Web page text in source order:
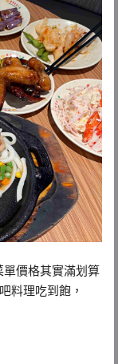
價格其實滿划算
料理吃到飽，